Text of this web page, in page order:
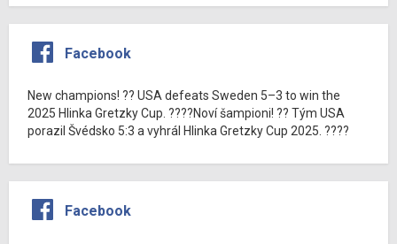
Facebook
New champions! ?? USA defeats Sweden 5–3 to win the
2025 Hlinka Gretzky Cup. ????Noví šampioni! ?? Tým USA
porazil Švédsko 5:3 a vyhrál Hlinka Gretzky Cup 2025. ????
Facebook